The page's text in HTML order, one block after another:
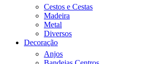
Cestos e Cestas
Madeira
Metal
Diversos
Decoração
Anjos